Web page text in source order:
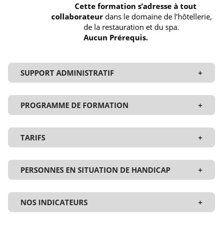
HOME
Cette formation s’adresse à tout
collaborateurdans le domaine de l’hôtellerie,
de la restauration et du spa.
Aucun Prérequis.
SUPPORT ADMINISTRATIF +
PROGRAMME DE FORMATION +
TARIFS +
PERSONNES EN SITUATION DE HANDICAP +
NOS INDICATEURS +